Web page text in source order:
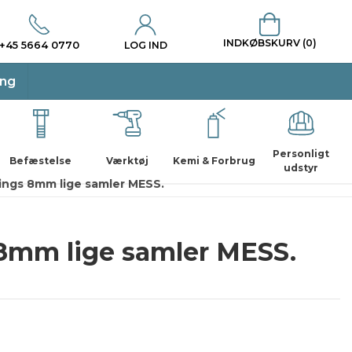
+45 5664 0770 LOG IND INDKØBSKURV (0)
Befæstelse Værktøj Kemi & Forbrug
Personligt
udstyr
8mm lige samler MESS.
lige samler MESS.